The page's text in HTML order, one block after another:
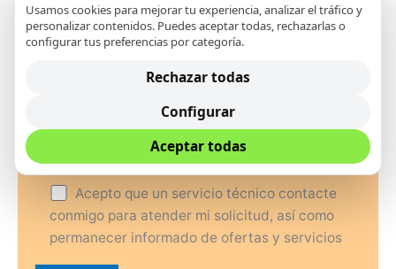
política de privacidad
Acepto que un servicio técnico contacte
conmigo para atender mi solicitud, así como
permanecer informado de ofertas y servicios
Usamos cookies para mejorar tu experiencia, analizar el tráfico y
personalizar contenidos. Puedes aceptar todas, rechazarlas o
configurar tus preferencias por categoría.
Rechazar todas
Configurar
Aceptar todas